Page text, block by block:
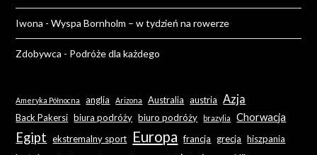
Iwona -Wyspa Bornholm – w tydzień na rowerze
Zdobywca - Podróże dla każdego
Ameryka Północna anglia Arizona Australia austria Azja
Back Pakersi biura podróży biuro podróży brazylia Chorwacja
Egipt ekstremalny sport Europa francja grecja hiszpania